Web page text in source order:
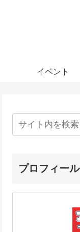
イベント
プロフィール